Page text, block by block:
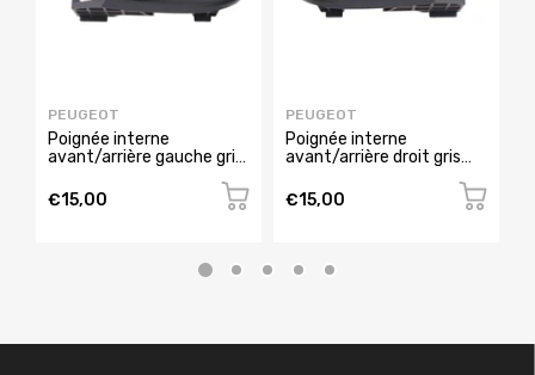
PEUGEOT
Poignée interne
avant/arrière gauche gris
à 2008,
€15,00
PEUGEOT
Poignée interne
avant/arrière droit gris
à 2008,
€15,00